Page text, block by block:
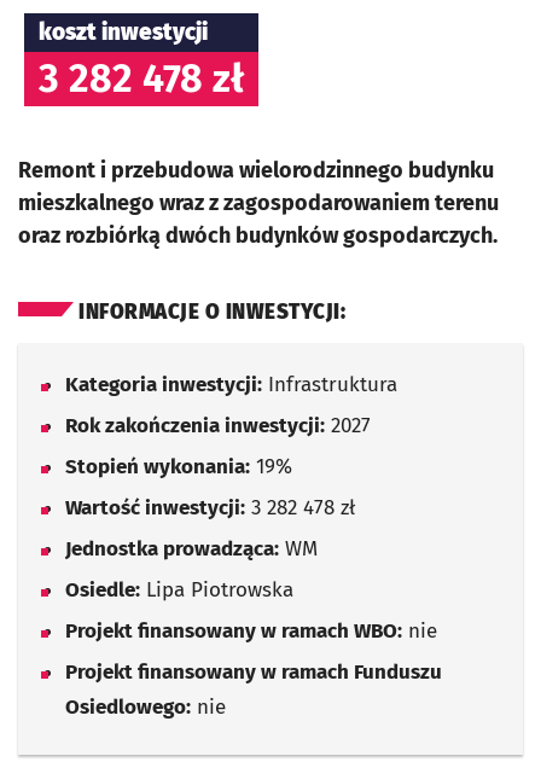
koszt inwestycji
3 282 478 zł
Remont i przebudowa wielorodzinnego budynku
mieszkalnego wraz z zagospodarowaniem terenu
oraz rozbiórką dwóch budynków gospodarczych.
INFORMACJE O INWESTYCJI:
Kategoria inwestycji: Infrastruktura
Rok zakończenia inwestycji: 2027
Stopień wykonania: 19%
Wartość inwestycji: 3 282 478 zł
Jednostka prowadząca: WM
Osiedle: Lipa Piotrowska
Projekt finansowany w ramach WBO: nie
Projekt finansowany w ramach Funduszu
Osiedlowego: nie